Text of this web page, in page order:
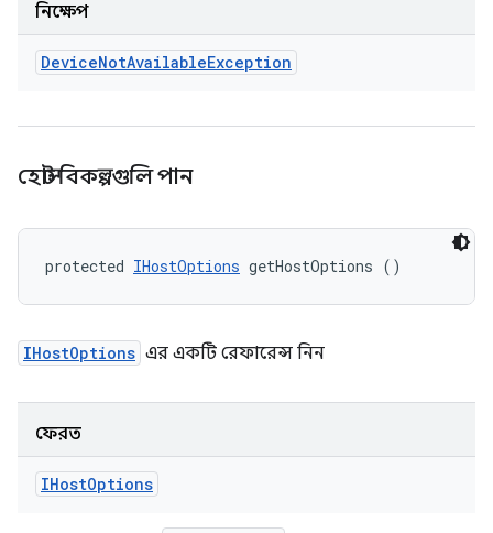
নিক্ষেপ
DeviceNotAvailableException
হোস্ট বিকল্পগুলি পান
protected IHostOptions getHostOptions ()
IHostOptions এর একটি রেফারেন্স নিন
ফেরত
IHostOptions